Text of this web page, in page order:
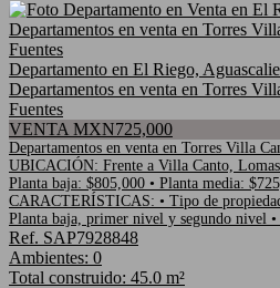
Departamento en El Riego,
Departamentos en venta en Torres
Fuentes
VENTA MXN725,000
Departamentos en venta en Torres Villa
UBICACIÓN: Frente a Villa Canto, Lomas
Planta baja: $805,000 • Planta media:
CARACTERÍSTICAS: • Tipo de
Planta baja, primer nivel y segundo nivel •
Ref. SAP7928848
Ambientes: 0
Total construido: 45.0 m²